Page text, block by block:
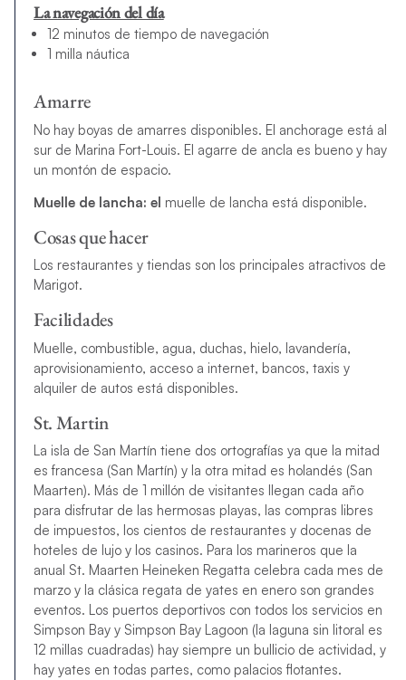
La navegación del día
12 minutos de tiempo de navegación
1 milla náutica
Amarre
No hay boyas de amarres disponibles. El anchorage está al
sur de Marina Fort-Louis. El agarre de ancla es bueno y hay
un montón de espacio.
Muelle de lancha: el muelle de lancha está disponible.
Cosas que hacer
Los restaurantes y tiendas son los principales atractivos de
Marigot.
Facilidades
Muelle, combustible, agua, duchas, hielo, lavandería,
aprovisionamiento, acceso a internet, bancos, taxis y
alquiler de autos está disponibles.
St. Martin
La isla de San Martín tiene dos ortografías ya que la mitad
es francesa (San Martín) y la otra mitad es holandés (San
Maarten). Más de 1 millón de visitantes llegan cada año
para disfrutar de las hermosas playas, las compras libres
de impuestos, los cientos de restaurantes y docenas de
hoteles de lujo y los casinos. Para los marineros que la
anual St. Maarten Heineken Regatta celebra cada mes de
marzo y la clásica regata de yates en enero son grandes
eventos. Los puertos deportivos con todos los servicios en
Simpson Bay y Simpson Bay Lagoon (la laguna sin litoral es
12 millas cuadradas) hay siempre un bullicio de actividad, y
hay yates en todas partes, como palacios flotantes.